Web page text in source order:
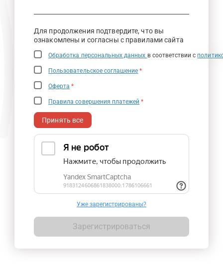
Для продолжения подтвердите, что вы
ознакомлены и согласны с правилами сайта
Обработка персональных данных в соответствии с
Пользовательское соглашение *
Оферта *
Правила совершения платежей *
Принять все
Уже зарегистрированы?
Зарегистрироваться